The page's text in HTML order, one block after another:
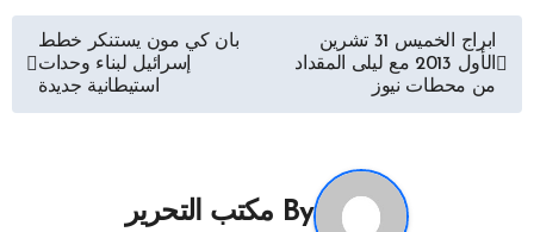
تصفّح
المقالات
ابراج الخميس 31 تشرين
الأول 2013 مع ليلى المقداد
من محطات نيوز
بان كي مون يستنكر خطط
إسرائيل لبناء وحدات
استيطانية جديدة
By مكتب التحرير